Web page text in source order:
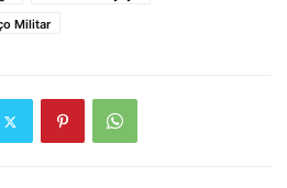
Militar